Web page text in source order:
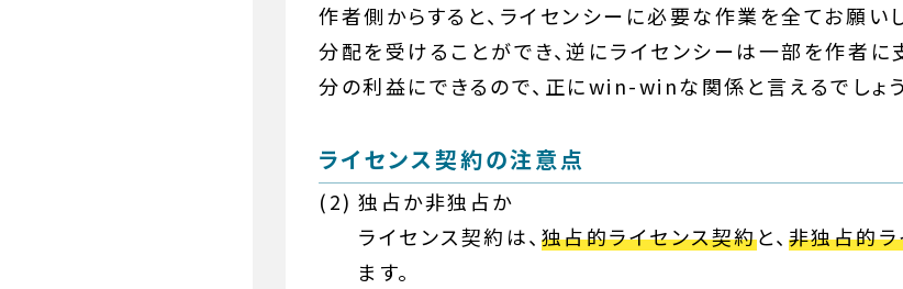
作者側からすると、ライセンシーに必要な作業を全てお願い
分配を受けることができ、逆にライセンシーは一部を作者
分の利益にできるので、正にwin-winな関係と言えるでしょう
ライセンス契約の注意点
独占か非独占か
ライセンス契約は、 独占的ライセンス契約と、 非独占的
ます。